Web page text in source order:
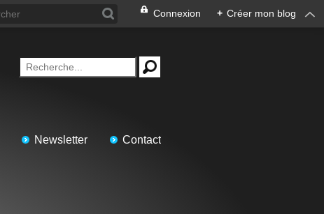
Connexion + Créer mon blog
Newsletter Contact